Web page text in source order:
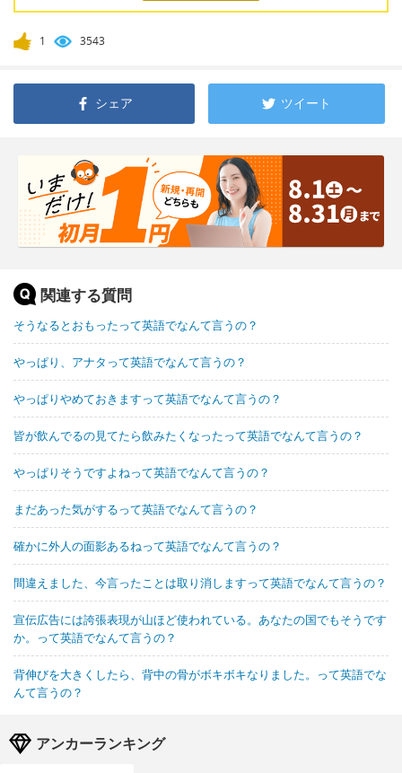
1 3543
シェア ツイート
関連する質問
そうなるとおもったって英語でなんて言うの？
やっぱり、アナタって英語でなんて言うの？
やっぱりやめておきますって英語でなんて言うの？
皆が飲んでるの見てたら飲みたくなったって英語でなんて言うの？
やっぱりそうですよねって英語でなんて言うの？
まだあった気がするって英語でなんて言うの？
確かに外人の面影あるねって英語でなんて言うの？
間違えました、今言ったことは取り消しますって英語でなんて言うの？
宣伝広告には誇張表現が山ほど使われている。あなたの国でもそうです
か。って英語でなんて言うの？
背伸びを大きくしたら、背中の骨がボキボキなりました。って英語でな
んて言うの？
アンカーランキング